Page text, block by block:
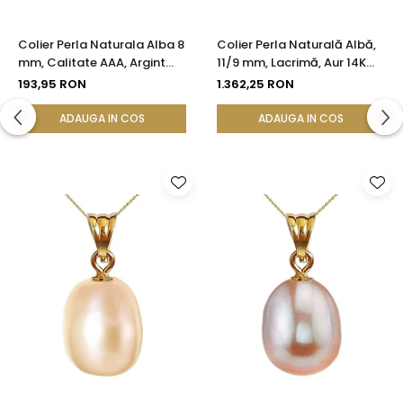
Colier Perla Naturala Alba 8
mm, Calitate AAA, Argint
925 | KASKADDA®
193,95 RON
ADAUGA IN COS
Colier Perla Naturală Albă,
11/9 mm, Lacrimă, Aur 14K
(aur 585) | KASKADDA®
1.362,25 RON
ADAUGA IN COS